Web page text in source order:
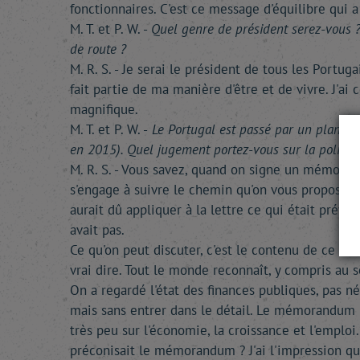
fonctionnaires. C'est ce message d'équilibre qui
M. T. et P. W. - Quel genre de président serez-
de route ?
M. R. S. - Je serai le président de tous les
fait partie de ma manière d'être et de vivre. J'ai
magnifique.
M. T. et P. W. - Le Portugal est passé par un plan
en 2015). Quel jugement portez-vous sur la
M. R. S. - Vous savez, quand on signe un
s'engage à suivre le chemin qu'on vous
aurait dû appliquer à la lettre ce qui était prévu
avait pas.
Ce qu'on peut discuter, c'est le contenu de ce
vrai dire. Tout le monde reconnaît, y compris
On a regardé l'état des finances publiques, pas
mais sans entrer dans le détail. Le
très peu sur l'économie, la croissance et
préconisait le mémorandum ? J'ai l'impression